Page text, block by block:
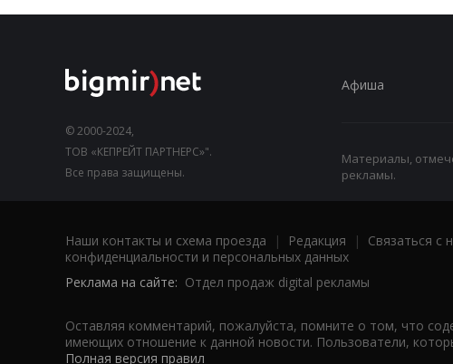
© 2000-2024,
ТОВ «КЕПРЕЙТ ПАРТНЕРС»".
Все права защищены.
Афиша
Материалы,
рекламы.
Наши контакты и схема проезда | Редакция | Связаться с
конфиденциальности и персональных данных
Реклама на сайте: Отдел продаж digital рекламы
Оставляя комментарий, пожалуйста, помните о том, что
имеющих отношение к данной новости. Пользователи,
Полная версия правил